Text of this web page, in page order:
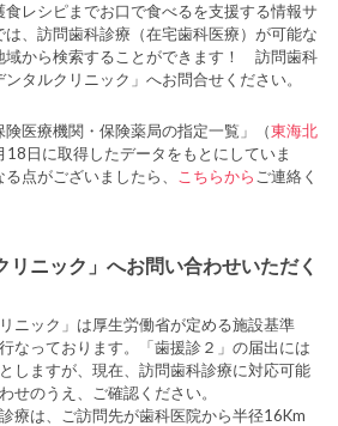
レシピまでお口で食べるを支援する情報サ
、訪問歯科診療（在宅歯科医療）が可能な
域から検索することができます！ 訪問歯科
タルクリニック」へお問合せください。
医療機関・保険薬局の指定一覧」（東海北
日に取得したデータをもとにしていま
点がございましたら、
こちらから ご連絡く
リニック」へお問い合わせいただく
ニック」は厚生労働省が定める施設基準
なっております。「歯援診２」の届出には
しますが、現在、訪問歯科診療に対応可能
せのうえ、ご確認ください。
療は、ご訪問先が歯科医院から半径16Km